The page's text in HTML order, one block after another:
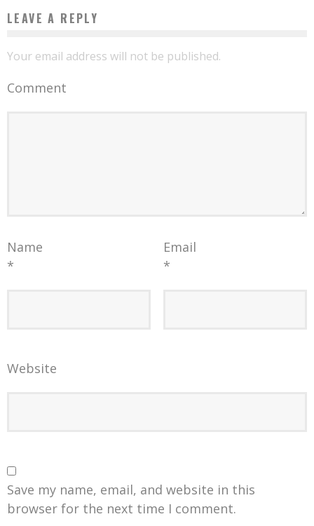
LEAVE A REPLY
Your email address will not be published.
Comment
Name
*
Email
*
Website
Save my name, email, and website in this
browser for the next time I comment.